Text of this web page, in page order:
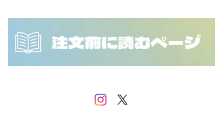
NCT WISH
SEVENTEEN
SF9
IVE
iKON